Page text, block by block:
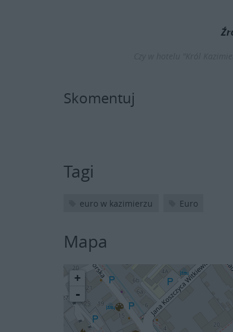
Skomentuj
Tagi
euro w kazimierzu Euro
Mapa
+
-